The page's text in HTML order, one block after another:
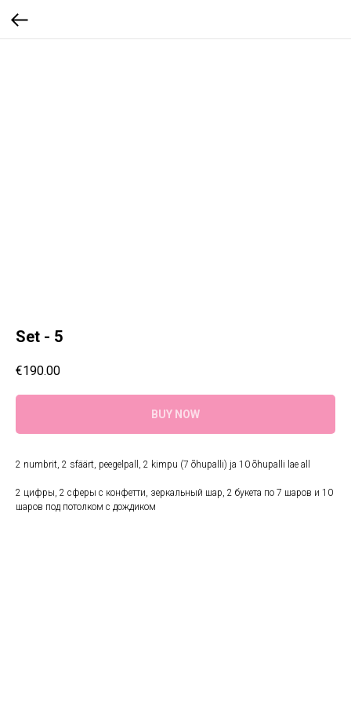
Set - 5
€190.00
BUY NOW
2 numbrit, 2 sfäärt, peegelpall, 2 kimpu (7 õhupalli) ja 10 õhupalli lae all
2 цифры, 2 сферы с конфетти, зеркальный шар, 2 букета по 7 шаров и 10
шаров под потолком с дождиком